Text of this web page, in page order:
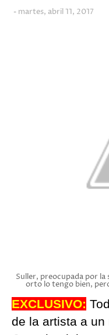
martes, abril 11, 2017
Suller, preocupada por
orto lo tengo bien,
EXCLUSIVO:
de la artista a un